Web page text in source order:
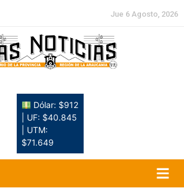
Jue 6 Agosto, 2026
Dólar: $912
| UF: $40.845
| UTM:
$71.649